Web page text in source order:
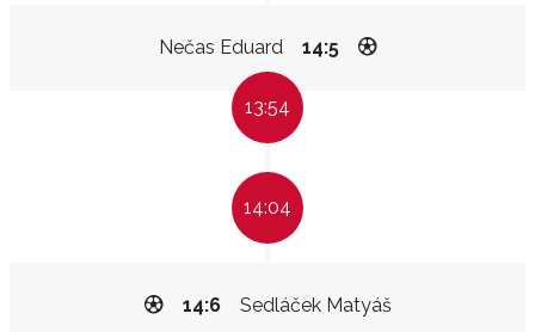
Nečas Eduard 14:5
13:54
14:04
Sedláček Matyáš
14:6